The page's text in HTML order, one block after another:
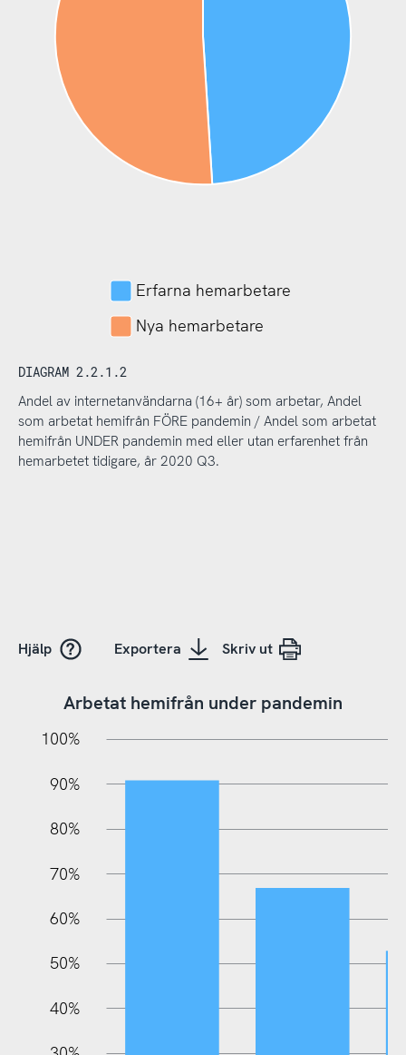
Erfarna hemarbetare
Nya hemarbetare
DIAGRAM 2.2.1.2
Andel av internetanvändarna (16+ år) som arbetar, Andel
som arbetat hemifrån FÖRE pandemin / Andel som arbetat
hemifrån UNDER pandemin med eller utan erfarenhet från
hemarbetet tidigare, år 2020 Q3.
Hjälp Exportera Skriv ut
Arbetat hemifrån under pandemin
10%
100%
90%
80%
70%
60%
50%
40%